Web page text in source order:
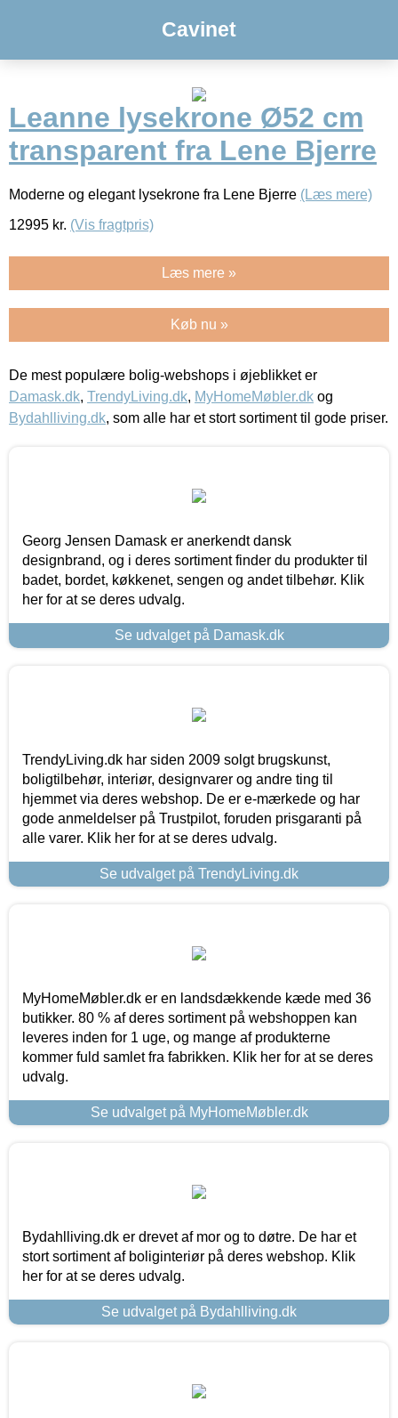
Cavinet
Leanne lysekrone Ø52 cm
transparent fra Lene Bjerre
Moderne og elegant lysekrone fra Lene Bjerre (Læs mere)
12995 kr. (Vis fragtpris)
Læs mere »
Køb nu »
De mest populære bolig-webshops i øjeblikket er
Damask.dk, TrendyLiving.dk, MyHomeMøbler.dk og
Bydahlliving.dk, som alle har et stort sortiment til gode priser.
Georg Jensen Damask er anerkendt dansk
designbrand, og i deres sortiment finder du produkter til
badet, bordet, køkkenet, sengen og andet tilbehør. Klik
her for at se deres udvalg.
Se udvalget på Damask.dk
TrendyLiving.dk har siden 2009 solgt brugskunst,
boligtilbehør, interiør, designvarer og andre ting til
hjemmet via deres webshop. De er e-mærkede og har
gode anmeldelser på Trustpilot, foruden prisgaranti på
alle varer. Klik her for at se deres udvalg.
Se udvalget på TrendyLiving.dk
MyHomeMøbler.dk er en landsdækkende kæde med 36
butikker. 80 % af deres sortiment på webshoppen kan
leveres inden for 1 uge, og mange af produkterne
kommer fuld samlet fra fabrikken. Klik her for at se deres
udvalg.
Se udvalget på MyHomeMøbler.dk
Bydahlliving.dk er drevet af mor og to døtre. De har et
stort sortiment af boliginteriør på deres webshop. Klik
her for at se deres udvalg.
Se udvalget på Bydahlliving.dk